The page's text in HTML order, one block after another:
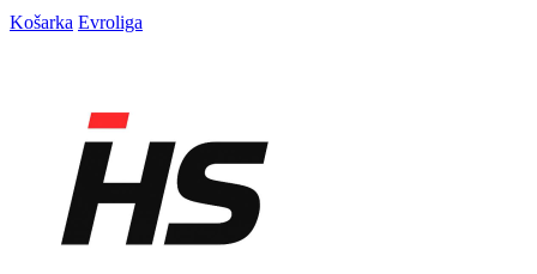
Košarka Evroliga